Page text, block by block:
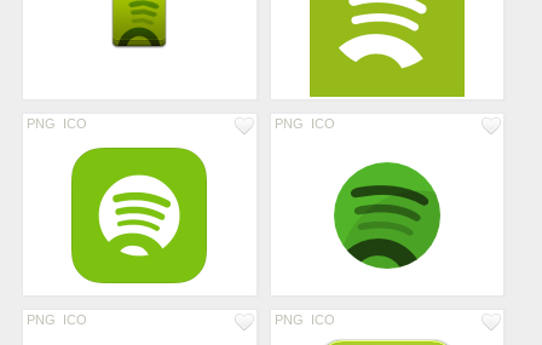
PNG ICO PNG ICO
PNG ICO PNG ICO